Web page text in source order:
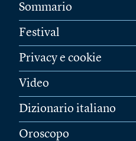
Sommario
Festival
Privacy e cookie
Video
Dizionario italiano
Oroscopo